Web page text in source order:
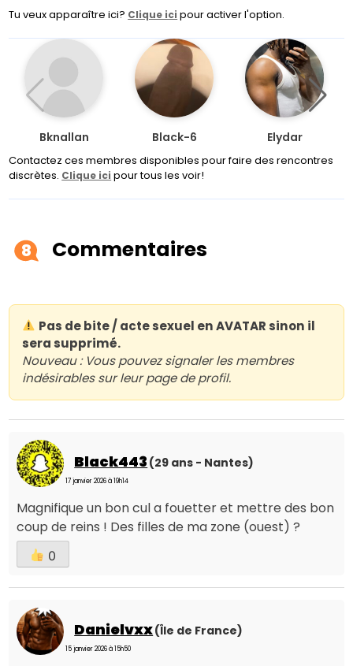
Tu veux apparaître ici? Clique ici pour activer l'option.
Bknallan Black-6 Elydar
Contactez ces membres disponibles pour faire des rencontres
discrètes. Clique ici pour tous les voir!
8 Commentaires
Pas de bite / acte sexuel en AVATAR sinon il
sera supprimé.
Nouveau : Vous pouvez signaler les membres
indésirables sur leur page de profil.
Black443 (29 ans - Nantes)
17 janvier 2026 à 19h14
Magnifique un bon cul a fouetter et mettre des bon
coup de reins ! Des filles de ma zone (ouest) ?
0
Danielvxx(Île de France)
15 janvier 2026 à 15h50